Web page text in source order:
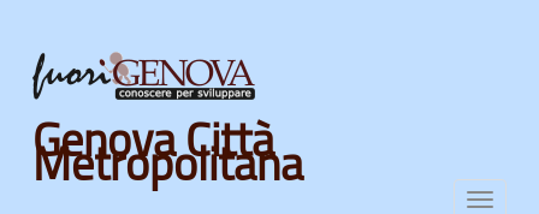
Skip
main
content
Genova Città
Metropolitana